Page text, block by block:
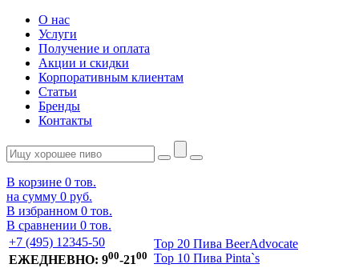
О нас
Услуги
Получение и оплата
Акции и скидки
Корпоративным клиентам
Статьи
Бренды
Контакты
В корзине 0 тов.
на сумму 0 руб.
В избранном 0 тов.
В сравнении 0 тов.
+7 (495) 12345-50
ЕЖЕДНЕВНО: 900-2100
Top 20 Пива BeerAdvocate
Top 10 Пива Pinta`s